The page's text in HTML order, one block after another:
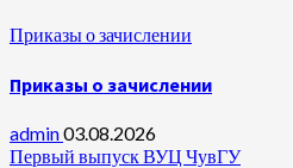
Приказы о зачислении
Приказы о зачислении
admin03.08.2026
Первый выпуск ВУЦ ЧувГУ